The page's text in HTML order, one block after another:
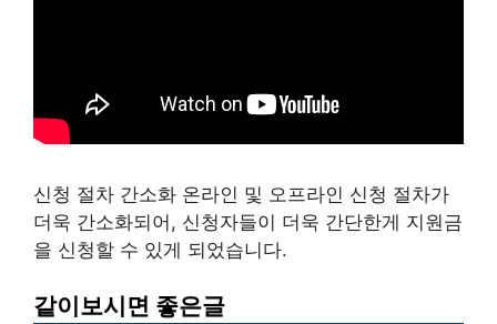
신청 절차 간소화 온라인 및 오프라인 신청 절차가
더욱 간소화되어, 신청자들이 더욱 간단한게 지원금
을 신청할 수 있게 되었습니다.
같이보시면 좋은글